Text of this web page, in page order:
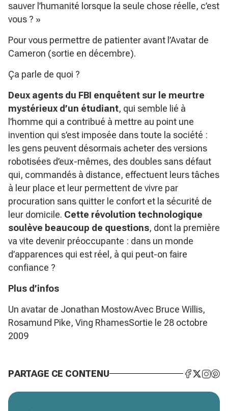
sauver l’humanité lorsque la seule chose réelle, c’est
vous ? »
Pour vous permettre de patienter avant l’Avatar de
Cameron (sortie en décembre).
Ça parle de quoi ?
Deux agents du FBI enquêtent sur le meurtre
mystérieux d’un étudiant, qui semble lié à
l’homme qui a contribué à mettre au point une
invention qui s’est imposée dans toute la société :
les gens peuvent désormais acheter des versions
robotisées d’eux-mêmes, des doubles sans défaut
qui, commandés à distance, effectuent leurs tâches
à leur place et leur permettent de vivre par
procuration sans quitter le confort et la sécurité de
leur domicile. Cette révolution technologique
soulève beaucoup de questions, dont la première
va vite devenir préoccupante : dans un monde
d’apparences qui est réel, à qui peut-on faire
confiance ?
Plus d’infos
Un avatar de Jonathan MostowAvec Bruce Willis,
Rosamund Pike, Ving RhamesSortie le 28 octobre
2009
PARTAGE CE CONTENU